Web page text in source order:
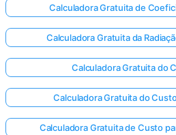
Calculadora Gratuita de
Calculadora Gratuita da
Calculadora Gratuita do
Calculadora Gratuita do
Calculadora Gratuita de Custo